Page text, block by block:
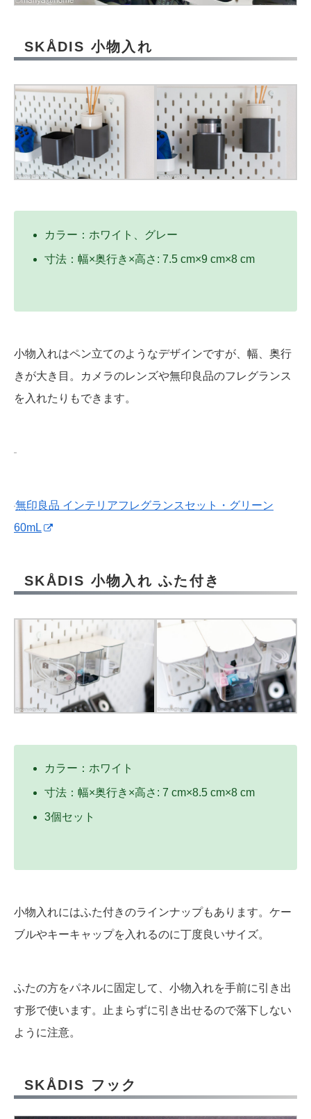
SKÅDIS 小物入れ
カラー：ホワイト、グレー
寸法：幅×奥行き×高さ: 7.5 cm×9 cm×8 cm
小物入れはペン立てのようなデザインですが、幅、奥行
きが大き目。カメラのレンズや無印良品のフレグランス
を入れたりもできます。
無印良品 インテリアフレグランスセット・グリーン
60mL
SKÅDIS 小物入れ ふた付き
カラー：ホワイト
寸法：幅×奥行き×高さ: 7 cm×8.5 cm×8 cm
3個セット
小物入れにはふた付きのラインナップもあります。ケー
ブルやキーキャップを入れるのに丁度良いサイズ。
ふたの方をパネルに固定して、小物入れを手前に引き出
す形で使います。止まらずに引き出せるので落下しない
ように注意。
SKÅDIS フック